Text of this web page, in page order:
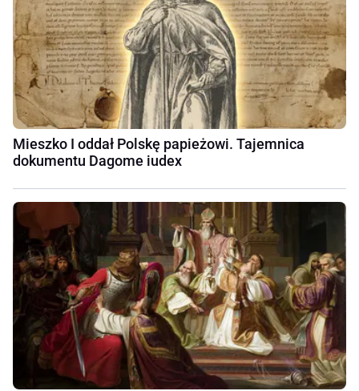
Mieszko I oddał Polskę papieżowi. Tajemnica
dokumentu Dagome iudex